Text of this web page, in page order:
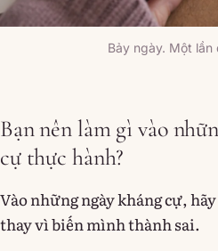
Bảy ngày. Một lần
Bạn nên làm gì vào
cự thực hành?
Vào những ngày kháng cự,
thay vì biến mình thành sai.